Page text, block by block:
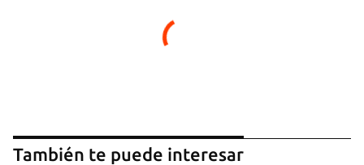
También te puede interesar